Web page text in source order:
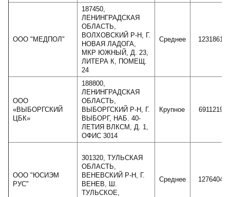
ООО "МЕДПОЛ"
187450,
ЛЕНИНГРАДСКАЯ
ОБЛАСТЬ,
ВОЛХОВСКИЙ Р-Н, Г.
НОВАЯ ЛАДОГА,
МКР ЮЖНЫЙ, Д. 23,
ЛИТЕРА К, ПОМЕЩ.
24
Среднее 1231861
ООО
«ВЫБОРГСКИЙ
ЦБК»
188800,
ЛЕНИНГРАДСКАЯ
ОБЛАСТЬ,
ВЫБОРГСКИЙ Р-Н, Г.
ВЫБОРГ, НАБ. 40-
ЛЕТИЯ ВЛКСМ, Д. 1,
ОФИС 3014
Крупное 6911219
ООО "ЮСИЭМ
РУС"
301320, ТУЛЬСКАЯ
ОБЛАСТЬ,
ВЕНЕВСКИЙ Р-Н, Г.
ВЕНЕВ, Ш.
ТУЛЬСКОЕ,
Среднее 1276404